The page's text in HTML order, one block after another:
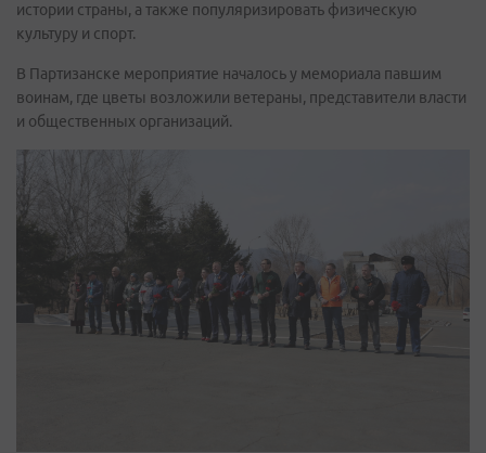
истории страны, а также популяризировать физическую
культуру и спорт.
В Партизанске мероприятие началось у мемориала павшим
воинам, где цветы возложили ветераны, представители власти
и общественных организаций.